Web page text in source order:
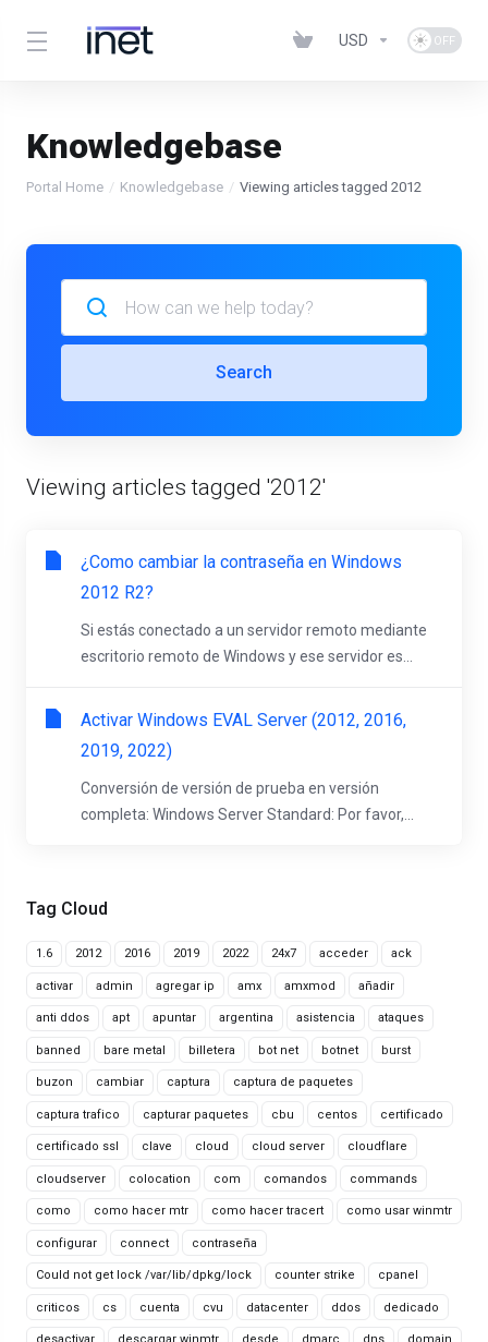
USD
Knowledgebase
Portal Home Knowledgebase Viewing articles tagged 2012
Tag Cloud
1.6 2012 2016 2019 2022 24x7 acceder ack
activar admin agregar ip amx amxmod añadir
anti ddos apt apuntar argentina asistencia ataques
banned bare metal billetera bot net botnet burst
buzon cambiar captura captura de paquetes
captura trafico capturar paquetes cbu centos certificado
certificado ssl clave cloud cloud server cloudflare
cloudserver colocation com comandos commands
como como hacer mtr como hacer tracert como usar winmtr
configurar connect contraseña
Could not get lock /var/lib/dpkg/lock counter strike cpanel
criticos cs cuenta cvu datacenter ddos dedicado
Search
Viewing articles tagged '2012'
¿Como cambiar la contraseña en Windows
2012 R2?
Si estás conectado a un servidor remoto mediante
escritorio remoto de Windows y ese servidor es...
Activar Windows EVAL Server (2012, 2016,
2019, 2022)
Conversión de versión de prueba en versión
completa: Windows Server Standard: Por favor,...